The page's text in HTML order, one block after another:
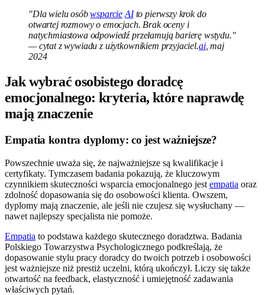
"Dla wielu osóbwsparcie AIto pierwszy krok do
otwartej rozmowy o emocjach. Brak oceny i
natychmiastowa odpowiedź przełamują barierę wstydu."
— cytat z wywiadu z użytkownikiem przyjaciel.ai, maj
2024
Jak wybrać osobistego doradcę
emocjonalnego: kryteria, które naprawdę
mają znaczenie
Empatia kontra dyplomy: co jest ważniejsze?
Powszechnie uważa się, że najważniejsze są kwalifikacje i
certyfikaty. Tymczasem badania pokazują, że kluczowym
czynnikiem skuteczności wsparcia emocjonalnego jest empatia oraz
zdolność dopasowania się do osobowości klienta. Owszem,
dyplomy mają znaczenie, ale jeśli nie czujesz się wysłuchany —
nawet najlepszy specjalista nie pomoże.
Empatia to podstawa każdego skutecznego doradztwa. Badania
Polskiego Towarzystwa Psychologicznego podkreślają, że
dopasowanie stylu pracy doradcy do twoich potrzeb i osobowości
jest ważniejsze niż prestiż uczelni, którą ukończył. Liczy się także
otwartość na feedback, elastyczność i umiejętność zadawania
właściwych pytań.